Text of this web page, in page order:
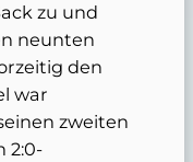
zu und
neunten
den
war
zweiten
2:0-